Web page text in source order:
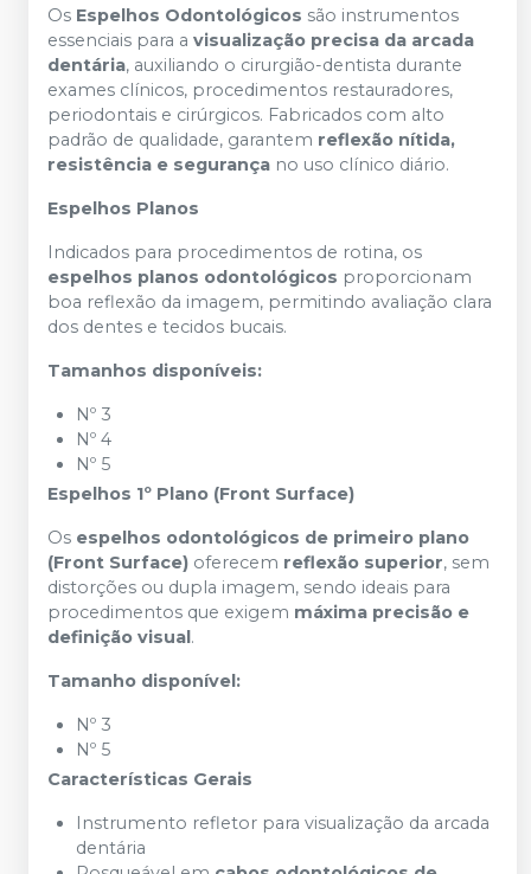
Os Espelhos Odontológicos são instrumentos
essenciais para a visualização precisa da arcada
dentária, auxiliando o cirurgião-dentista durante
exames clínicos, procedimentos restauradores,
periodontais e cirúrgicos. Fabricados com alto
padrão de qualidade, garantem reflexão nítida,
resistência e segurança no uso clínico diário.
Espelhos Planos
Indicados para procedimentos de rotina, os
espelhos planos odontológicos proporcionam
boa reflexão da imagem, permitindo avaliação clara
dos dentes e tecidos bucais.
Tamanhos disponíveis:
Nº 3
Nº 4
Nº 5
Espelhos 1º Plano (Front Surface)
Os espelhos odontológicos de primeiro plano
(Front Surface) oferecem reflexão superior, sem
distorções ou dupla imagem, sendo ideais para
procedimentos que exigem máxima precisão e
definição visual.
Tamanho disponível:
Nº 3
Nº 5
Características Gerais
Instrumento refletor para visualização da arcada
dentária